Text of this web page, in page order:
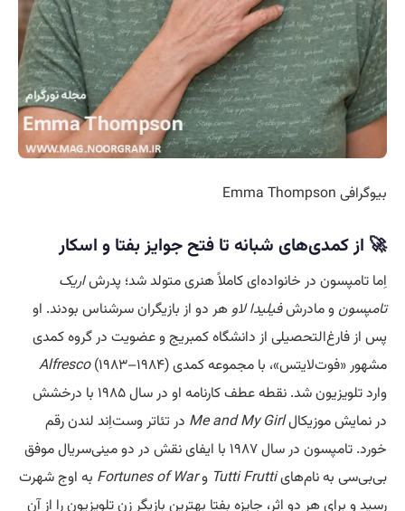
بیوگرافی Emma Thompson
🚀 از کمدی‌های شبانه تا فتح جوایز بفتا و اسکار
اِما تامپسون در خانواده‌ای کاملاً هنری متولد شد؛ پدرشاریک
تامپسونو مادرشفیلیدا لاو هر دو از بازیگران سرشناس بودند. او
پس از فارغ‌التحصیلی از دانشگاه کمبریج و عضویت در گروه کمدی
مشهور «فوت‌لایتس»، با مجموعه کمدی
Alfresco(۱۹۸۳–۱۹۸۴)
وارد تلویزیون شد. نقطه عطف کارنامه او در سال ۱۹۸۵ با درخشش
در نمایش موزیکالMe and My Girl در تئاتر وست‌اِند لندن رقم
خورد. تامپسون در سال ۱۹۸۷ با ایفای نقش در دو مینی‌سریال موفق
بی‌بی‌سی به نام‌هایTutti Frutti وFortunes of War به اوج شهرت
رسید و برای هر دو اثر، جایزه بفتا بهترین بازیگر زن تلویزیون را از آن